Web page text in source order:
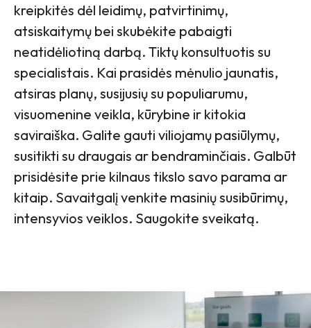
kreipkitės dėl leidimų, patvirtinimų,
atsiskaitymų bei skubėkite pabaigti
neatidėliotiną darbą. Tiktų konsultuotis su
specialistais. Kai prasidės mėnulio jaunatis,
atsiras planų, susijusių su populiarumu,
visuomenine veikla, kūrybine ir kitokia
saviraiška. Galite gauti viliojamų pasiūlymų,
susitikti su draugais ar bendraminčiais. Galbūt
prisidėsite prie kilnaus tikslo savo parama ar
kitaip. Savaitgalį venkite masinių susibūrimų,
intensyvios veiklos. Saugokite sveikatą.